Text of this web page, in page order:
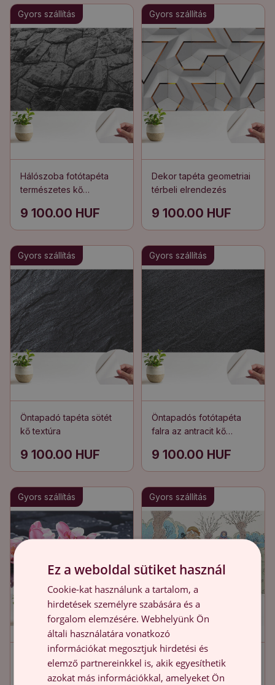
Gyors szállítás
Hálószoba fotótapéta
természetes kő
9 100.00 HUF
Gyors szállítás
Dekor tapéta geometriai
térbeli elrendezés
9 100.00 HUF
Gyors szállítás
Öntapadó tapéta sötét
kő textúra
9 100.00 HUF
Gyors szállítás
Öntapadós fotótapéta
falra az antracit kő
9 100.00 HUF
Gyors szállítás
Öntapadós tapéta falra a
rózsaszín orchidea
Gyors szállítás
Poszter tapéta falra
Parkfák
Ez a weboldal sütiket használ
Cookie-kat használunk a tartalom, a
hirdetések személyre szabására és a
forgalom elemzésére. Webhelyünk Ön
általi használatára vonatkozó
információkat megosztjuk hirdetési és
elemző partnereinkkel is, akik egyesíthetik
azokat más információkkal, amelyeket Ön